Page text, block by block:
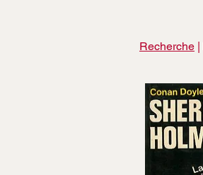
Recherche |